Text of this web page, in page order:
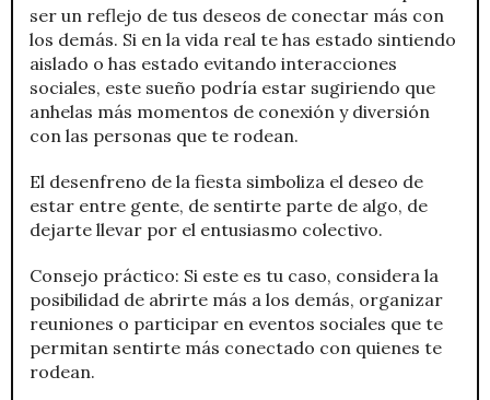
ser un reflejo de tus deseos de conectar más con
los demás. Si en la vida real te has estado sintiendo
aislado o has estado evitando interacciones
sociales, este sueño podría estar sugiriendo que
anhelas más momentos de conexión y diversión
con las personas que te rodean.
El desenfreno de la fiesta simboliza el deseo de
estar entre gente, de sentirte parte de algo, de
dejarte llevar por el entusiasmo colectivo.
Consejo práctico: Si este es tu caso, considera la
posibilidad de abrirte más a los demás, organizar
reuniones o participar en eventos sociales que te
permitan sentirte más conectado con quienes te
rodean.